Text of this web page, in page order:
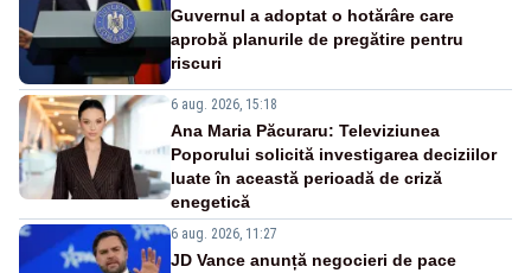
Guvernul a adoptat o hotărâre care
aprobă planurile de pregătire pentru
riscuri
6 aug. 2026, 15:18
Ana Maria Păcuraru: Televiziunea
Poporului solicită investigarea deciziilor
luate în această perioadă de criză
enegetică
6 aug. 2026, 11:27
JD Vance anunță negocieri de pace